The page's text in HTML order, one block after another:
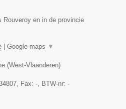
Rouveroy en in de provincie
Google maps ▼
(West-Vlaanderen)
, Fax: -, BTW-nr: -